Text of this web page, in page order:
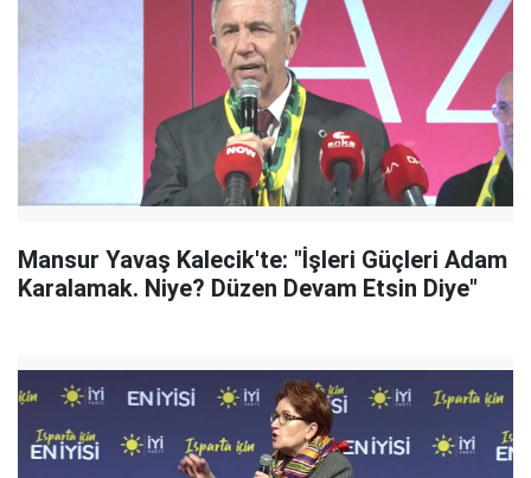
Mansur Yavaş Kalecik'te: "İşleri Güçleri Adam
Karalamak. Niye? Düzen Devam Etsin Diye"